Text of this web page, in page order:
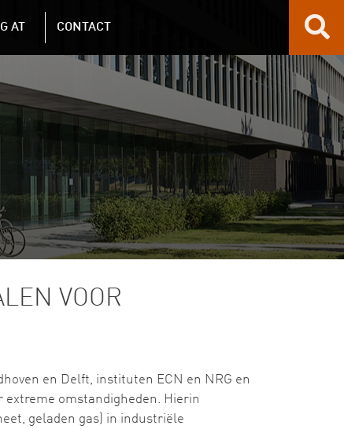
AT CONTACT
VOOR
en Delft, instituten ECN en NRG en
omstandigheden. Hierin
geladen gas) in industriële